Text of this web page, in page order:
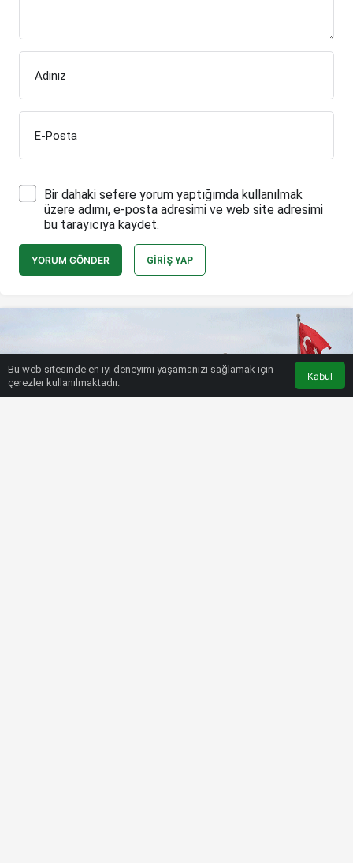
Adınız
E-Posta
Bir dahaki sefere yorum yaptığımda kullanılmak
üzere adımı, e-posta adresimi ve web site adresimi
bu tarayıcıya kaydet.
YORUM GÖNDER GIRIŞ YAP
Bu web sitesinde en iyi deneyimi yaşamanızı sağlamak için
çerezler kullanılmaktadır.
Kabul